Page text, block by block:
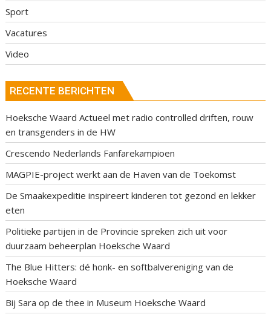
Sport
Vacatures
Video
RECENTE BERICHTEN
Hoeksche Waard Actueel met radio controlled driften, rouw
en transgenders in de HW
Crescendo Nederlands Fanfarekampioen
MAGPIE-project werkt aan de Haven van de Toekomst
De Smaakexpeditie inspireert kinderen tot gezond en lekker
eten
Politieke partijen in de Provincie spreken zich uit voor
duurzaam beheerplan Hoeksche Waard
The Blue Hitters: dé honk- en softbalvereniging van de
Hoeksche Waard
Bij Sara op de thee in Museum Hoeksche Waard